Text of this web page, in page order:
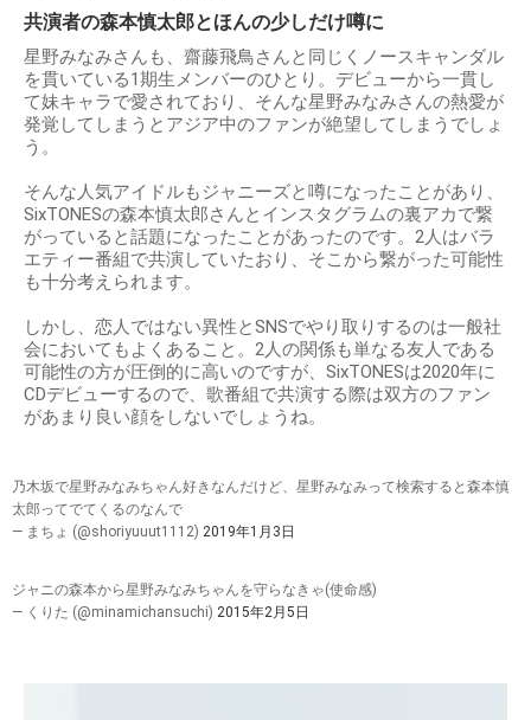
共演者の森本慎太郎とほんの少しだけ噂に
星野みなみさんも、齋藤飛鳥さんと同じくノースキャンダル
を貫いている1期生メンバーのひとり。デビューから一貫し
て妹キャラで愛されており、そんな星野みなみさんの熱愛が
発覚してしまうとアジア中のファンが絶望してしまうでしょ
う。
そんな人気アイドルもジャニーズと噂になったことがあり、
SixTONESの森本慎太郎さんとインスタグラムの裏アカで繋
がっていると話題になったことがあったのです。2人はバラ
エティー番組で共演していたおり、そこから繋がった可能性
も十分考えられます。
しかし、恋人ではない異性とSNSでやり取りするのは一般社
会においてもよくあること。2人の関係も単なる友人である
可能性の方が圧倒的に高いのですが、SixTONESは2020年に
CDデビューするので、歌番組で共演する際は双方のファン
があまり良い顔をしないでしょうね。
乃木坂で星野みなみちゃん好きなんだけど、星野みなみって検索すると森本慎
太郎ってでてくるのなんで
— まちょ (@shoriyuuut1112) 2019年1月3日
ジャニの森本から星野みなみちゃんを守らなきゃ(使命感)
— くりた (@minamichansuchi) 2015年2月5日